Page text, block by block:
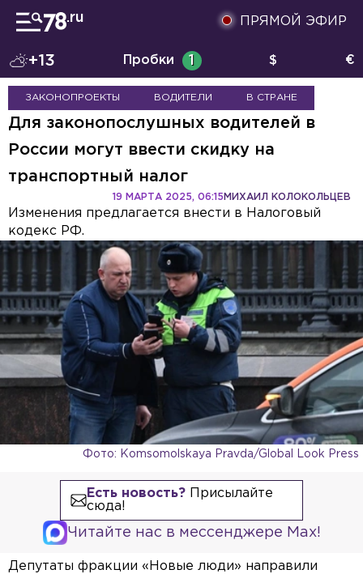
ПРЯМОЙ ЭФИР
+13 Пробки 1 $ €
ЗАКОНОПРОЕКТЫ ВОДИТЕЛИ В СТРАНЕ
Для законопослушных водителей в
России могут ввести скидку на
транспортный налог
МИХАИЛ КОЛОКОЛЬЦЕВ
19 МАРТА 2025, 06:15
Изменения предлагается внести в Налоговый
кодекс РФ.
Фото: Komsomolskaya Pravda/Global Look Press
Есть новость?Присылайте
сюда!
Читайте нас в мессенджере Max!
Депутаты фракции «Новые люди» направили